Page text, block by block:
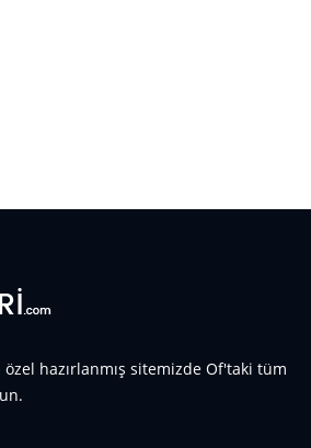
hazırlanmış sitemizde Of'taki tüm